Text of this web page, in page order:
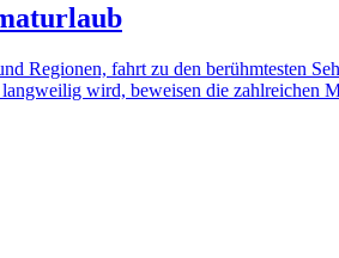
Regionen, fahrt zu den berühmtesten
wird, beweisen die zahlreichen